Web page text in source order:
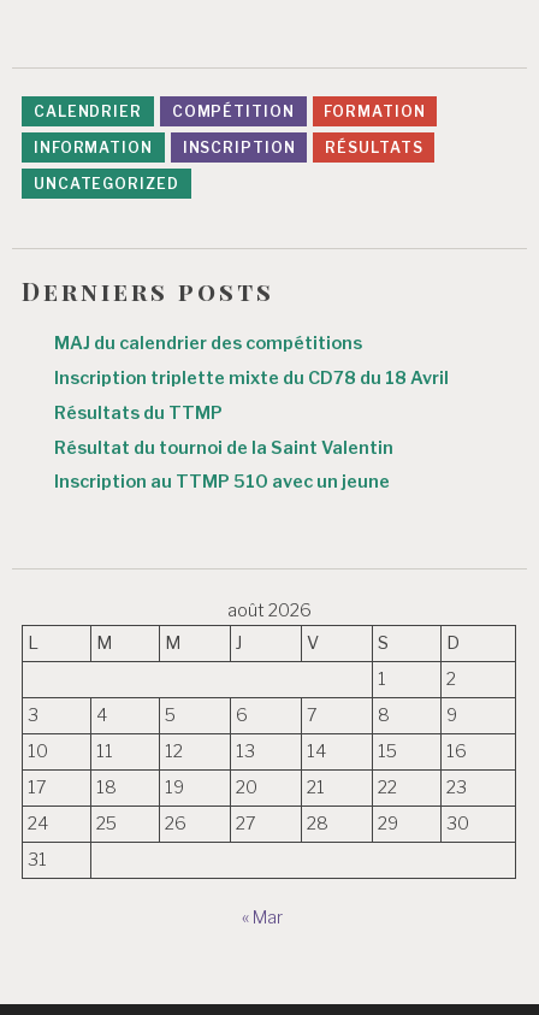
CALENDRIER COMPÉTITION
FORMATION
INFORMATION
INSCRIPTION
RÉSULTATS
UNCATEGORIZED
Derniers posts
MAJ du calendrier des compétitions
Inscription triplette mixte du CD78 du 18 Avril
Résultats du TTMP
Résultat du tournoi de la Saint Valentin
Inscription au TTMP 510 avec un jeune
août 2026
L
M M J V S
D
1
2
3
4 5 6 7 8
9
10
11 12 13 14 15
16
17
18 19 20 21 22
23
24
25 26 27 28 29
30
31
« Mar